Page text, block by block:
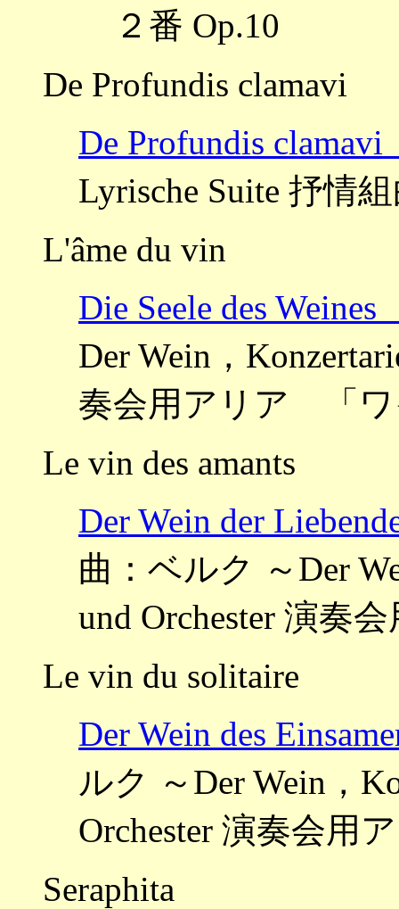
２番 Op.10
De Profundis clamavi
De Profundis
Lyrische Suite 抒情
L'âme du vin
Die Seele des
Der Wein，
奏会用アリア 「ワ
Le vin des amants
Der Wein der
曲：ベルク ～Der
und Orchester 演奏
Le vin du solitaire
Der Wein des
ルク ～Der Wein，
Orchester 演奏会
Seraphita